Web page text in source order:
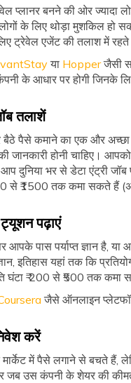
प्लानर बनने की ओर ज्यादा
के लिए थोड़ा मुशकिल हो
ट्रेवेल एजेंट की तलाश में रहते
या Hopperजैसी
के आधार पर होगी जिनके
तलाशें
बैठे पैसे कमाने का एक और
जानकारी होनी चाहिए।
दुनिया भर से डेटा एंट्री
से ₹1500 तक कमा सकते हैं
पढ़ाएं
आपके पास पर्याप्त ज्ञान है,
इतिहास यहां तक कि
घंटा ₹ 200 से ₹500 तक कमा
जैसे ऑनलाइन
करें
में पैसे लगाने से बचते हैं,
जब उस कंपनी के शेयर की